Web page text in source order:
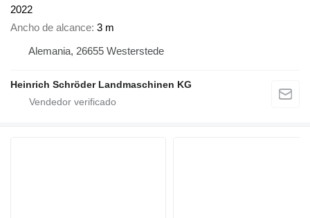
2022
Ancho de alcance 3 m
Alemania, 26655 Westerstede
Heinrich Schröder Landmaschinen KG